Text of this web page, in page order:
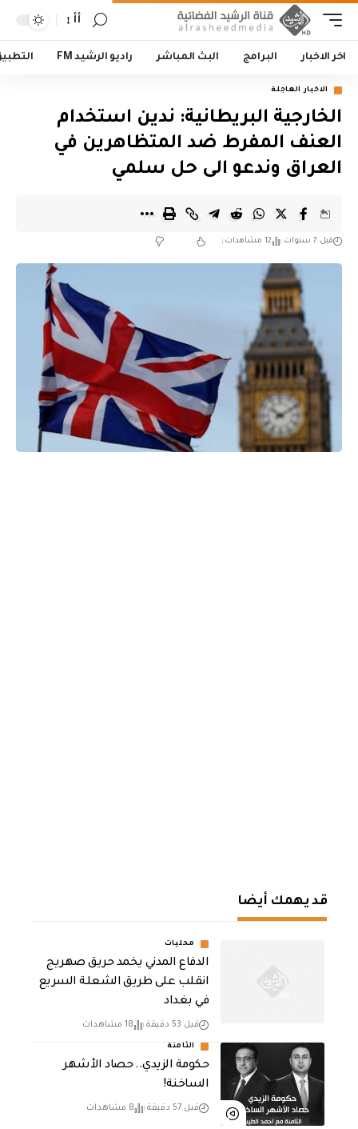
أأ
اخر الاخبار البرامج البث المباشر راديو الرشيد FM
الاخبار العاجلة
الخارجية البريطانية: ندين استخدام
العنف المفرط ضد المتظاهرين في
العراق وندعو الى حل سلمي
قبل 7 سنوات 12 مشاهدات
قد يهمك أيضا
محليات
الدفاع المدني يخمد حريق صهريج
انقلب على طريق الشعلة السريع
في بغداد
قبل 53 دقيقة 18 مشاهدات
الثامنة
حكومة الزيدي.. حصاد الأشهر
الساخنة!
قبل 57 دقيقة 8 مشاهدات